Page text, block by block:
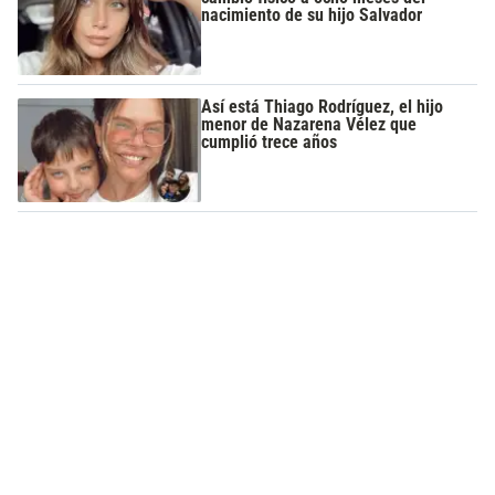
nacimiento de su hijo Salvador
Así está Thiago Rodríguez, el hijo
menor de Nazarena Vélez que
cumplió trece años